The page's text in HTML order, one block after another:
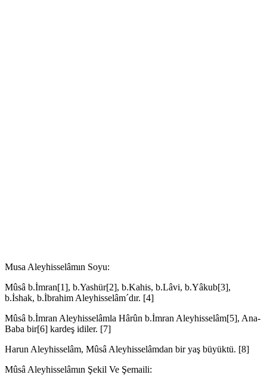
Musa Aleyhisselâmın Soyu:
Mûsâ b.İmran[1], b.Yashür[2], b.Kahis, b.Lâvi, b.Yâkub[3],
b.İshak, b.İbrahim Aleyhisselâm´dır. [4]
Mûsâ b.İmran Aleyhisselâmla Hârûn b.İmran Aleyhisselâm[5], Ana-
Baba bir[6] kardeş idiler. [7]
Harun Aleyhisselâm, Mûsâ Aleyhisselâmdan bir yaş büyüktü. [8]
Mûsâ Aleyhisselâmın Şekil Ve Şemaili: